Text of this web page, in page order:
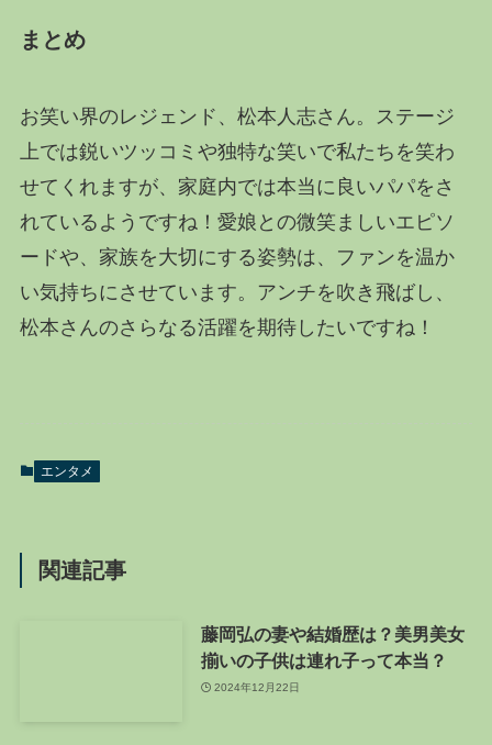
まとめ
お笑い界のレジェンド、松本人志さん。ステージ
上では鋭いツッコミや独特な笑いで私たちを笑わ
せてくれますが、家庭内では本当に良いパパをさ
れているようですね！愛娘との微笑ましいエピソ
ードや、家族を大切にする姿勢は、ファンを温か
い気持ちにさせています。アンチを吹き飛ばし、
松本さんのさらなる活躍を期待したいですね！
エンタメ
関連記事
藤岡弘の妻や結婚歴は？美男美女
揃いの子供は連れ子って本当？
2024年12月22日